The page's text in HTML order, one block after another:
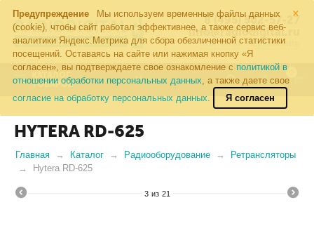
×
Предупреждение
Мы используем временные файлы данных
(cookie), чтобы сайт работал эффективнее, а также сервис веб-
аналитики Яндекс.Метрика для сбора обезличенной статистики
посещений. Оставаясь на сайте или нажимая кнопку «Я
согласен», вы подтверждаете свое ознакомление с политикой в
отношении обработки персональных данных, а также даете свое
согласие на обработку персональных данных.
Я согласен
8 (495) 502-57-27
info@radiodigital.ru
Контакты Перезвонить
КАТАЛОГ
ТОВАРОВ
HYTERA RD-625
Главная Каталог Радиооборудование
Ретрансляторы
Hytera RD-625
3 из 21